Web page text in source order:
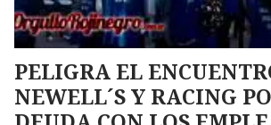
PELIGRA EL
NEWELL´S Y RACING